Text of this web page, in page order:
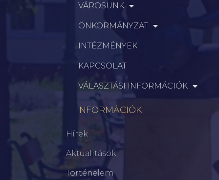
VÁROSUNK
ÖNKORMÁNYZAT
INTÉZMÉNYEK
KAPCSOLAT
VÁLASZTÁSI INFORMÁCIÓK
INFORMÁCIÓK
Hírek
Aktualitások
Történelem